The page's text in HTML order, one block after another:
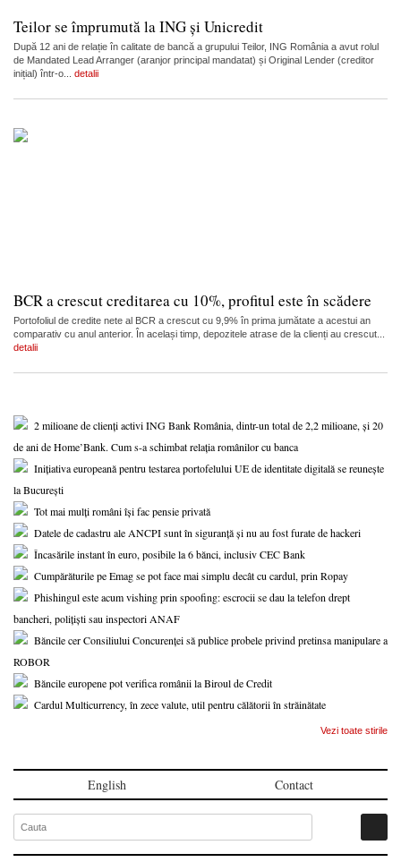
Teilor se împrumută la ING și Unicredit
După 12 ani de relație în calitate de bancă a grupului Teilor, ING România a avut rolul
de Mandated Lead Arranger (aranjor principal mandatat) și Original Lender (creditor
inițial) într-o... detalii
BCR a crescut creditarea cu 10%, profitul este în scădere
Portofoliul de credite nete al BCR a crescut cu 9,9% în prima jumătate a acestui an
comparativ cu anul anterior. În același timp, depozitele atrase de la clienți au crescut...
detalii
2 milioane de clienți activi ING Bank România, dintr-un total de 2,2 milioane, și 20
de ani de Home’Bank. Cum s-a schimbat relația românilor cu banca
Inițiativa europeană pentru testarea portofelului UE de identitate digitală se reunește
la București
Tot mai mulți români își fac pensie privată
Datele de cadastru ale ANCPI sunt în siguranță și nu au fost furate de hackeri
Încasările instant în euro, posibile la 6 bănci, inclusiv CEC Bank
Cumpărăturile pe Emag se pot face mai simplu decât cu cardul, prin Ropay
Phishingul este acum vishing prin spoofing: escrocii se dau la telefon drept
bancheri, polițiști sau inspectori ANAF
Băncile cer Consiliului Concurenței să publice probele privind pretinsa manipulare a
ROBOR
Băncile europene pot verifica românii la Biroul de Credit
Cardul Multicurrency, în zece valute, util pentru călătorii în străinătate
Vezi toate stirile
English Contact